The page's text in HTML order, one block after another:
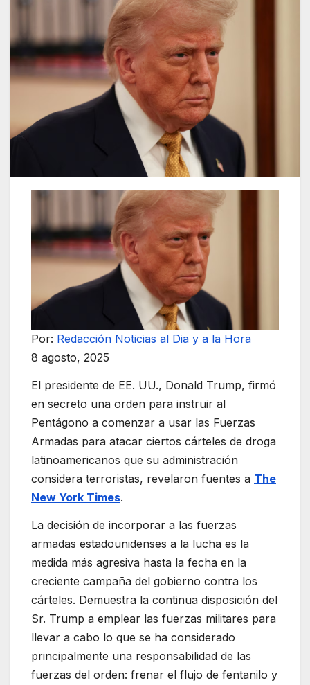
Por: Redacción Noticias al Dia y a la Hora
8 agosto, 2025
El presidente de EE. UU., Donald Trump, firmó
en secreto una orden para instruir al
Pentágono a comenzar a usar las Fuerzas
Armadas para atacar ciertos cárteles de droga
latinoamericanos que su administración
considera terroristas, revelaron fuentes a The
New York Times.
La decisión de incorporar a las fuerzas
armadas estadounidenses a la lucha es la
medida más agresiva hasta la fecha en la
creciente campaña del gobierno contra los
cárteles. Demuestra la continua disposición del
Sr. Trump a emplear las fuerzas militares para
llevar a cabo lo que se ha considerado
principalmente una responsabilidad de las
fuerzas del orden: frenar el flujo de fentanilo y